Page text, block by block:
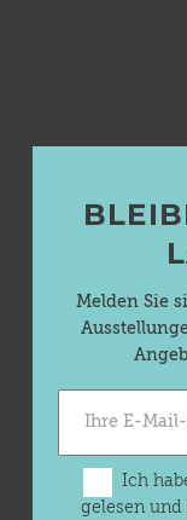
Melden Sie
Ich
gelesen